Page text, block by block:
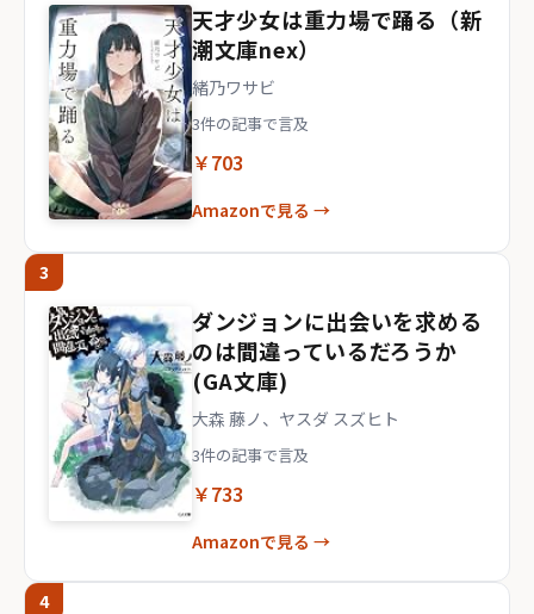
天才少女は重力場で踊る（新
潮文庫nex）
緒乃ワサビ
3件の記事で言及
￥703
Amazonで見る →
3
ダンジョンに出会いを求める
のは間違っているだろうか
(GA文庫)
大森 藤ノ、ヤスダ スズヒト
3件の記事で言及
￥733
Amazonで見る →
4